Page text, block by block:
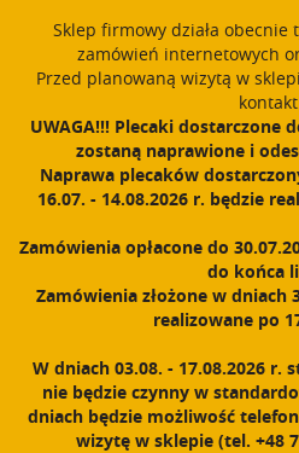
{dataLayer.push(arguments);}
'UA-11892555-1');
PROUDLY MADE IN POLAND SINCE 1984
Zarejestruj się
|Peleryna
Sklep firmowy działa
zamówień internetowych
Przed planowaną wizytą w
UWAGA!!! Plecaki dostarczone
zostaną naprawione i
Naprawa plecaków
16.07. - 14.08.2026 r. będzie
Zamówienia opłacone do
do końca
Zamówienia złożone w dniach
realizowane po
W dniach 03.08. - 17.08.2026
nie będzie czynny w
dniach będzie możliwość
wizytę w sklepie (tel. +48